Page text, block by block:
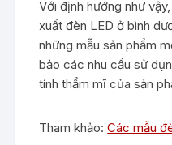
Với định hướng như
xuất đèn LED ở bình
những mẫu sản phẩm
bảo các nhu cầu sử
tính thẩm mĩ của sản
Tham khảo:Các mẫu